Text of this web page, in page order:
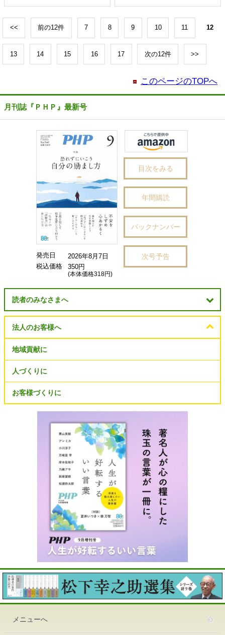
<< 前の12件 7 8 9 10 11 12
13 14 15 16 17 次の12件 >>
このページのTOPへ
月刊誌『ＰＨＰ』最新号
発売日
2026年8月7日
税込価格
350円
(本体価格318円)
目次をみる
年間購読
バックナンバー
次号予告
読者のみなさまへ
法人のお客様へ
地域貢献に
人づくりに
お客様づくりに
メニューへ